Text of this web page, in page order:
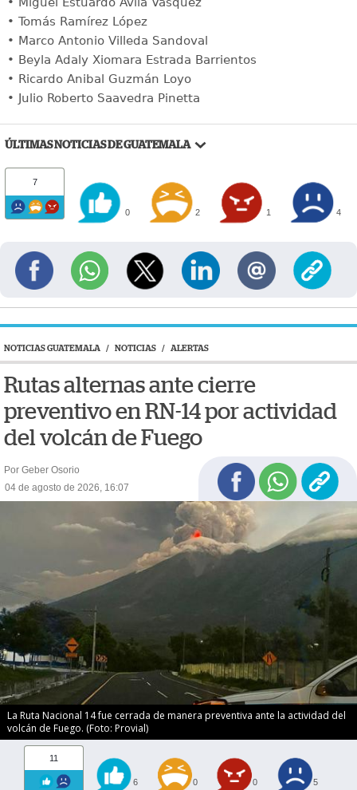
• Tomás Ramírez López
• Marco Antonio Villeda Sandoval
• Beyla Adaly Xiomara Estrada Barrientos
• Ricardo Anibal Guzmán Loyo
• Julio Roberto Saavedra Pinetta
ÚLTIMAS NOTICIAS DE GUATEMALA
7
0 2 1 4
NOTICIAS GUATEMALA / NOTICIAS / ALERTAS
Rutas alternas ante cierre
preventivo en RN-14 por actividad
del volcán de Fuego
Por Geber Osorio
04 de agosto de 2026, 16:07
La Ruta Nacional 14 fue cerrada de manera preventiva ante la actividad del
volcán de Fuego. (Foto: Provial)
11
6 0 0 5